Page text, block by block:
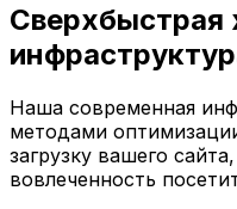
Сверхбыстрая
Наша современная
методами
загрузку вашего
вовлеченность